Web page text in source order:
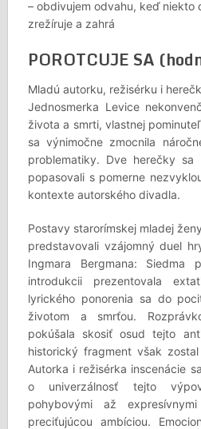
– obdivujem odvahu, keď niekto
zrežíruje a zahrá
POROTCUJE SA
Mladú autorku, režisérku i
Jednosmerka Levice
života a smrti, vlastnej
sa výnimočne zmocnila
problematiky. Dve herečky sa
popasovali s pomerne
kontexte autorského divadla.
Postavy starorímskej mladej
predstavovali vzájomný duel
Ingmara Bergmana: Siedma
introdukcii prezentovala
lyrického ponorenia sa do
životom a smrťou.
pokúšala skosiť osud tejto
historický fragment však
Autorka i režisérka inscenácie
o univerzálnosť tejto
pohybovými až
preciťujúcou ambíciou.